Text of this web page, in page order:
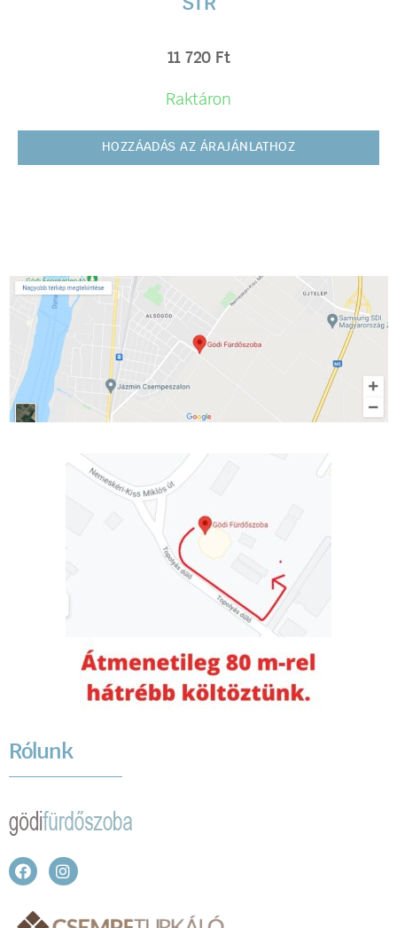
11 720 Ft
Raktáron
HOZZÁADÁS AZ ÁRAJÁNLATHOZ
Rólunk